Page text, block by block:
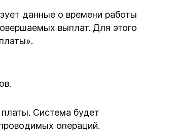
данные о времени работы
выплат. Для этого
Система будет
операций.